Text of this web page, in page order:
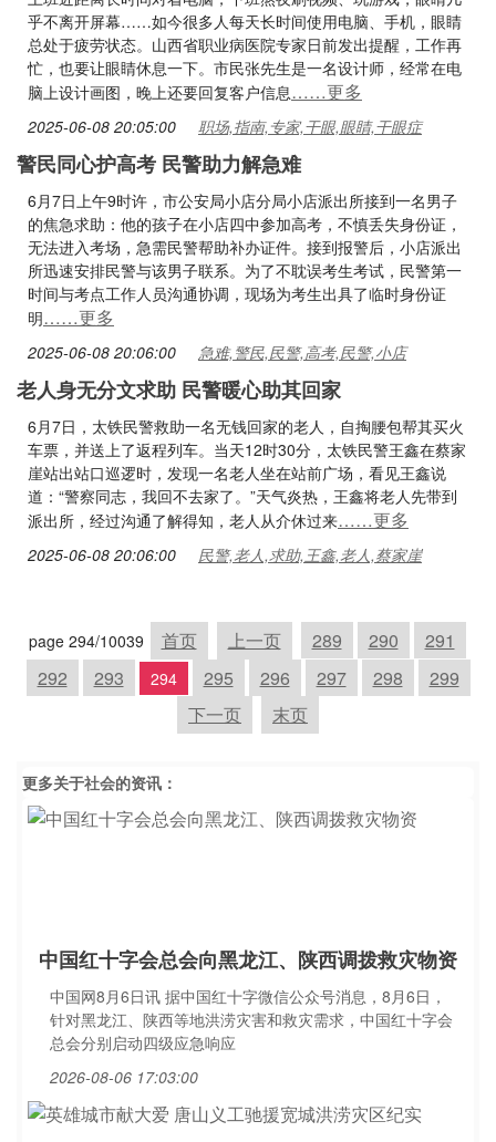
乎不离开屏幕……如今很多人每天长时间使用电脑、手机，眼睛
总处于疲劳状态。山西省职业病医院专家日前发出提醒，工作再
忙，也要让眼睛休息一下。市民张先生是一名设计师，经常在电
脑上设计画图，晚上还要回复客户信息……更多
2025-06-08 20:05:00 职场,指南,专家,干眼,眼睛,干眼症
警民同心护高考 民警助力解急难
6月7日上午9时许，市公安局小店分局小店派出所接到一名男子
的焦急求助：他的孩子在小店四中参加高考，不慎丢失身份证，
无法进入考场，急需民警帮助补办证件。接到报警后，小店派出
所迅速安排民警与该男子联系。为了不耽误考生考试，民警第一
时间与考点工作人员沟通协调，现场为考生出具了临时身份证
明……更多
2025-06-08 20:06:00 急难,警民,民警,高考,民警,小店
老人身无分文求助 民警暖心助其回家
6月7日，太铁民警救助一名无钱回家的老人，自掏腰包帮其买火
车票，并送上了返程列车。当天12时30分，太铁民警王鑫在蔡家
崖站出站口巡逻时，发现一名老人坐在站前广场，看见王鑫说
道：“警察同志，我回不去家了。”天气炎热，王鑫将老人先带到
派出所，经过沟通了解得知，老人从介休过来……更多
2025-06-08 20:06:00 民警,老人,求助,王鑫,老人,蔡家崖
page 294/10039 首页 上一页 289 290
291
292
293 294 295 296 297 298
299
下一页
末页
更多关于社会的资讯：
中国红十字会总会向黑龙江、陕西调拨救灾物资
中国网8月6日讯 据中国红十字微信公众号消息，8月6日，
针对黑龙江、陕西等地洪涝灾害和救灾需求，中国红十字会
总会分别启动四级应急响应
2026-08-06 17:03:00